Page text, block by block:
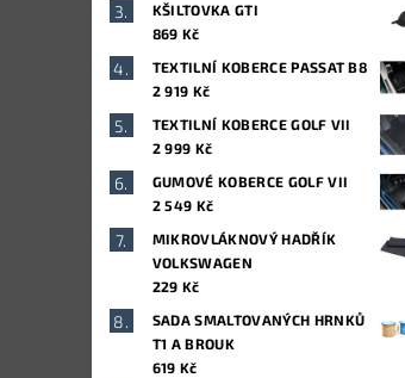
KŠILTOVKA GTI
869 Kč
TEXTILNÍ KOBERCE PASSAT B8
2 919 Kč
TEXTILNÍ KOBERCE GOLF VII
2 999 Kč
GUMOVÉ KOBERCE GOLF VII
2 549 Kč
MIKROVLÁKNOVÝ HADŘÍK
VOLKSWAGEN
229 Kč
SADA SMALTOVANÝCH HRNKŮ
T1 A BROUK
619 Kč